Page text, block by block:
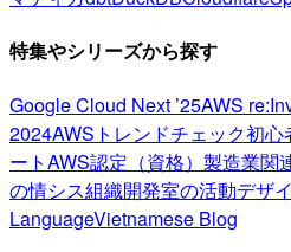
特集やシリーズから探す
Google Cloud Next ’25AWS
2024AWSトレンドチェック初心
ートAWS認定（資格） 製造業関
の情シス組織開発室の活動デザ
LanguageVietnamese Blog